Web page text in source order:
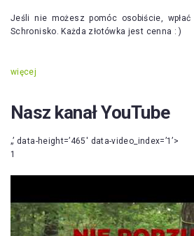
Jeśli nie możesz pomóc osobiście,
Schronisko. Każda złotówka jest cenna : )
więcej
Nasz kanał YouTube
„’ data-height=’465′ data-video_index=’1’>
1